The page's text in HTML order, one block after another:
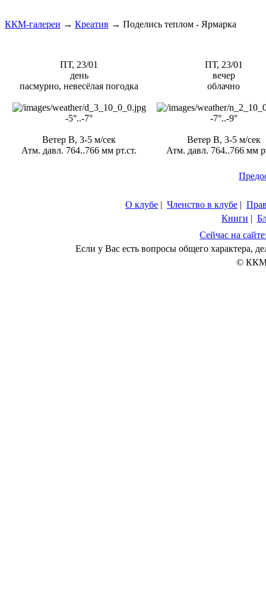
ККМ-галереи → Креатив → Поделись теплом - Ярмарка
ПТ, 23/01
день
пасмурно, невесёлая погодка
-5°..-7°
Ветер В, 3-5 м/сек
Атм. давл. 764..766 мм рт.ст.
ПТ, 23/01
вечер
облачно
-7°..-9°
Ветер В, 3-5 м/сек
Атм. давл. 764..766 мм
О клубе | Членство в клубе |
Книги |
Сейчас на
Если у Вас есть вопросы общего характера,
© ККМ